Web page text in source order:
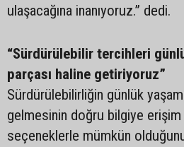
ulaşacağına inanıyoruz.” dedi.
“Sürdürülebilir tercihleri
parçası haline getiriyoruz”
Sürdürülebilirliğin günlük
gelmesinin doğru bilgiye erişim
seçeneklerle mümkün